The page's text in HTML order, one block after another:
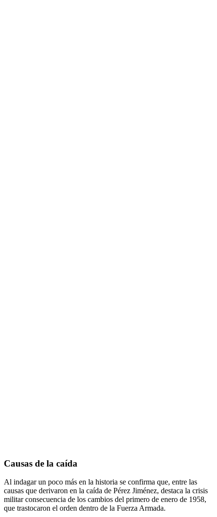
Causas de la caída
Al indagar un poco más en la historia se confirma que, entre las
causas que derivaron en la caída de Pérez Jiménez, destaca la crisis
militar consecuencia de los cambios del primero de enero de 1958,
que trastocaron el orden dentro de la Fuerza Armada.